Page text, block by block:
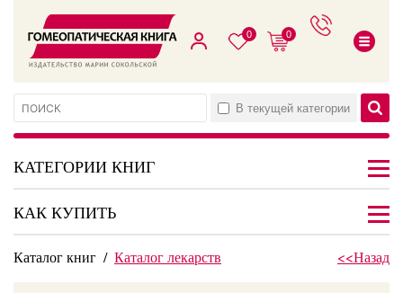
0 0
В текущей категории
КАТЕГОРИИ КНИГ
КАК КУПИТЬ
Каталог книг / Каталог лекарств <<Назад